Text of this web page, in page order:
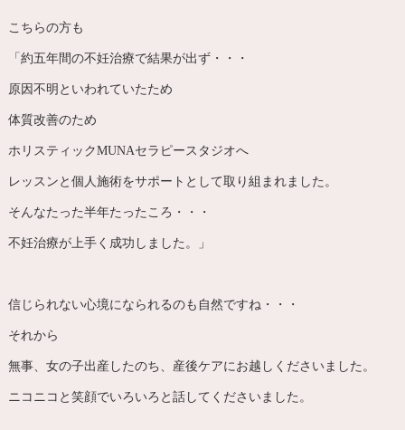
こちらの方も
「約五年間の不妊治療で結果が出ず・・・
原因不明といわれていたため
体質改善のため
ホリスティックMUNAセラピースタジオへ
レッスンと個人施術をサポートとして取り組まれました。
そんなたった半年たったころ・・・
不妊治療が上手く成功しました。」
信じられない心境になられるのも自然ですね・・・
それから
無事、女の子出産したのち、産後ケアにお越しくださいました。
ニコニコと笑顔でいろいろと話してくださいました。